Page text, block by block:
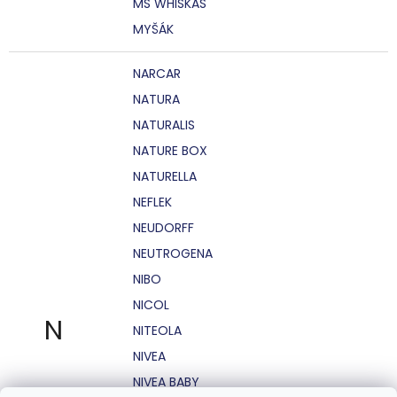
MS WHISKAS
MYŠÁK
N
NARCAR
NATURA
NATURALIS
NATURE BOX
NATURELLA
NEFLEK
NEUDORFF
NEUTROGENA
NIBO
NICOL
NITEOLA
NIVEA
NIVEA BABY